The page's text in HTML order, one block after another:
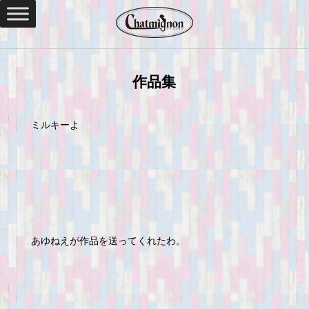
作品集
ミルキーよ
あゆねえが作品を送ってくれたわ。